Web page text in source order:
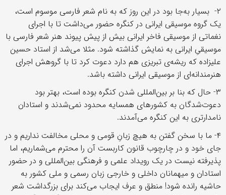
۲- بسیار به‌جا بود در این روز که به نام شعر فارسی موسوم است،
یک گروه موسیقی ایرانی در کنگره حضور می‌داشت تا با اجرای
نغماتی از موسیقی فاخر ایرانی بیش از پیش پیوند هنر شعر فارسی با
موسیقیِ ایرانی به نمایش گذاشته شود. مثلا می‌شد از استاد حسین
علیزاده که ریشه‌ی تبریزی هم دارد دعوت کرد تا با گروهش اجرای
هنرمندانه‌ای از موسیقی ایرانی داشته باشد.
۳- حال که بنا بر بین‌المللی شدن کنگره بوده است، بهتر بود
دعوت‌شدگان به کشورهای همسایه محدود نمی‌شدند و استادان
نامدارتری به این کنگره می‌آمدند.
۴- ما با سخن گفتن به هیچ زبانِ قومی و محلی مخالفت نداریم و در
جای خود و در چارچوب قانون کاربست آن را محترم می‌شماریم، اما
پذیرفته نیست در یک رویداد علمی و فرهنگی بین‌المللی و در حضور
استادان و میهمانان داخلی و خارجی زبان رسمی و ملی کشور به
حاشیه رانده شود! منطق و عرف ایجاب می‌کند برای بزرگداشت شعر